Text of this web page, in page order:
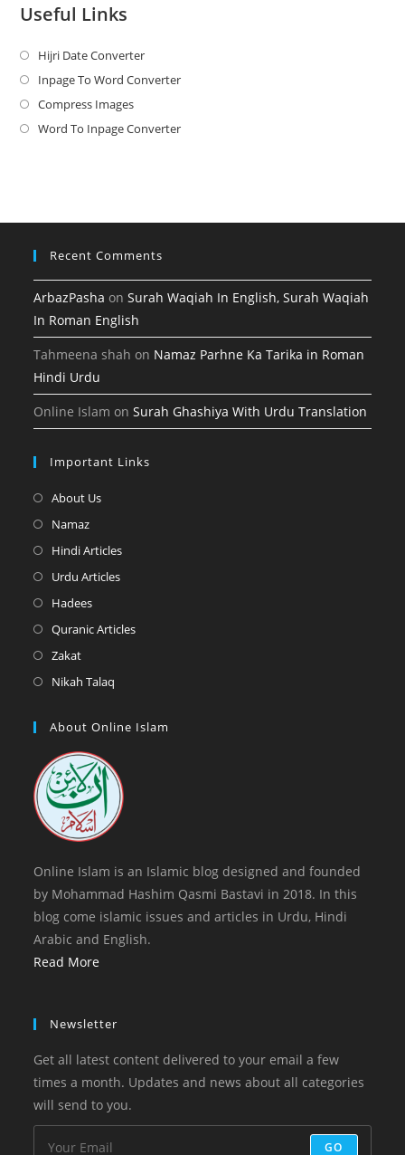
Useful Links
Hijri Date ConverterOpens
in
new
Inpage To Word ConverterOpens
a
Compress ImagesOpens
in
Word To Inpage ConverterOpens
tab
Recent Comments
ArbazPasha onSurah Waqiah In English, Surah Waqiah
In Roman English
Tahmeena shah on Namaz Parhne Ka Tarika in Roman
Hindi Urdu
Online Islam onSurah Ghashiya With Urdu Translation
Important Links
About UsOpens
a
tab
NamazOpens
in
tab
Hindi ArticlesOpens
tab
Urdu ArticlesOpens
a
HadeesOpens
in
tab
Quranic ArticlesOpens
tab
ZakatOpens
in
new
Nikah Talaq
a
tab
About Online Islam
Online Islam is an Islamic blog designed and founded
by Mohammad Hashim Qasmi Bastavi in 2018. In this
blog come islamic issues and articles in Urdu, Hindi
Arabic and English.
Read More
Newsletter
Get all latest content delivered to your email a few
times a month. Updates and news about all categories
will send to you.
GO